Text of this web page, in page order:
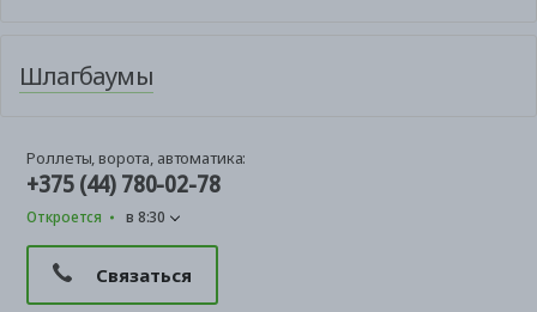
Шлагбаумы
Роллеты, ворота, автоматика:
+375 (44) 780-02-78
Откроется в 8:30
Связаться